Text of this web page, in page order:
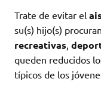
Trate de evitar el
su(s) hijo(s)
recreativas,
queden reducidos
típicos de los